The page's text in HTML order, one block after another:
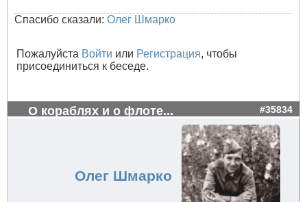
Спасибо сказали: Олег Шмарко
Пожалуйста Войти или Регистрация, чтобы
присоединиться к беседе.
О кораблях и о флоте... #35834
Олег Шмарко